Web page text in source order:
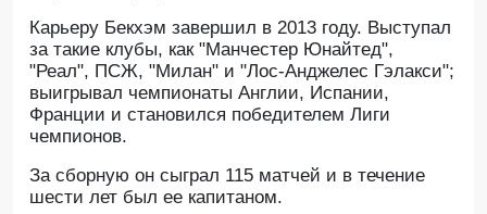
Карьеру Бекхэм завершил в 2013 году. Выступал
за такие клубы, как "Манчестер Юнайтед",
"Реал", ПСЖ, "Милан" и "Лос-Анджелес Гэлакси";
выигрывал чемпионаты Англии, Испании,
Франции и становился победителем Лиги
чемпионов.
За сборную он сыграл 115 матчей и в течение
шести лет был ее капитаном.